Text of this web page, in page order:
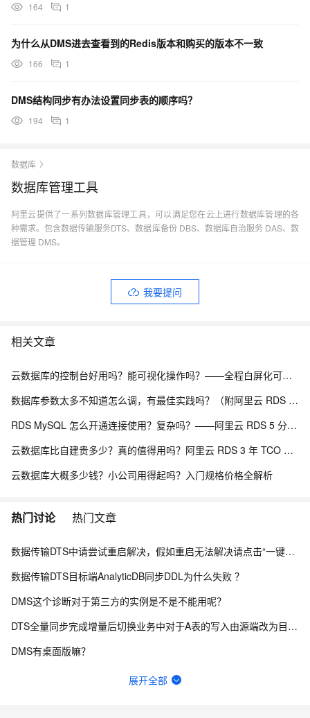
164 1
为什么从DMS进去查看到的Redis版本和购买的版本不一致
166 1
DMS结构同步有办法设置同步表的顺序吗？
194 1
数据库
数据库管理工具
阿里云提供了一系列数据库管理工具，可以满足您在云上进行数据库管理的各
种需求。包含数据传输服务DTS、数据库备份 DBS、数据库自治服务 DAS、数
据管理 DMS。
我要提问
相关文章
云数据库的控制台好用吗？能可视化操作吗？——全程白屏化可视化运维实测
数据库参数太多不知道怎么调，有最佳实践吗？（附阿里云 RDS 参数模板 + DAS 智能调参方案）
RDS MySQL 怎么开通连接使用？复杂吗？——阿里云 RDS 5 分钟上手全流程
云数据库比自建贵多少？真的值得用吗？阿里云 RDS 3 年 TCO 全面对比分析
云数据库大概多少钱？小公司用得起吗？入门规格价格全解析
热门讨论 热门文章
数据传输DTS中请尝试重启解决，假如重启无法解决请点击“一键复制”进入钉钉客户交流群咨询解决？
数据传输DTS目标端AnalyticDB同步DDL为什么失败 ？
DMS这个诊断对于第三方的实例是不是不能用呢？
DTS全量同步完成增量后切换业务中对于A表的写入由源端改为目标端，但是其它表不进行改动，有影响吗？
DMS有桌面版嘛？
数据传输DTS这个问题怎么解决？
展开全部